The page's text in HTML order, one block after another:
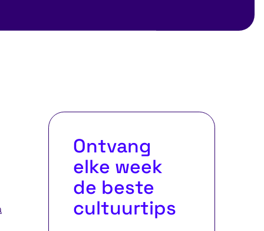
Ontvang
elke week
de beste
cultuurtips